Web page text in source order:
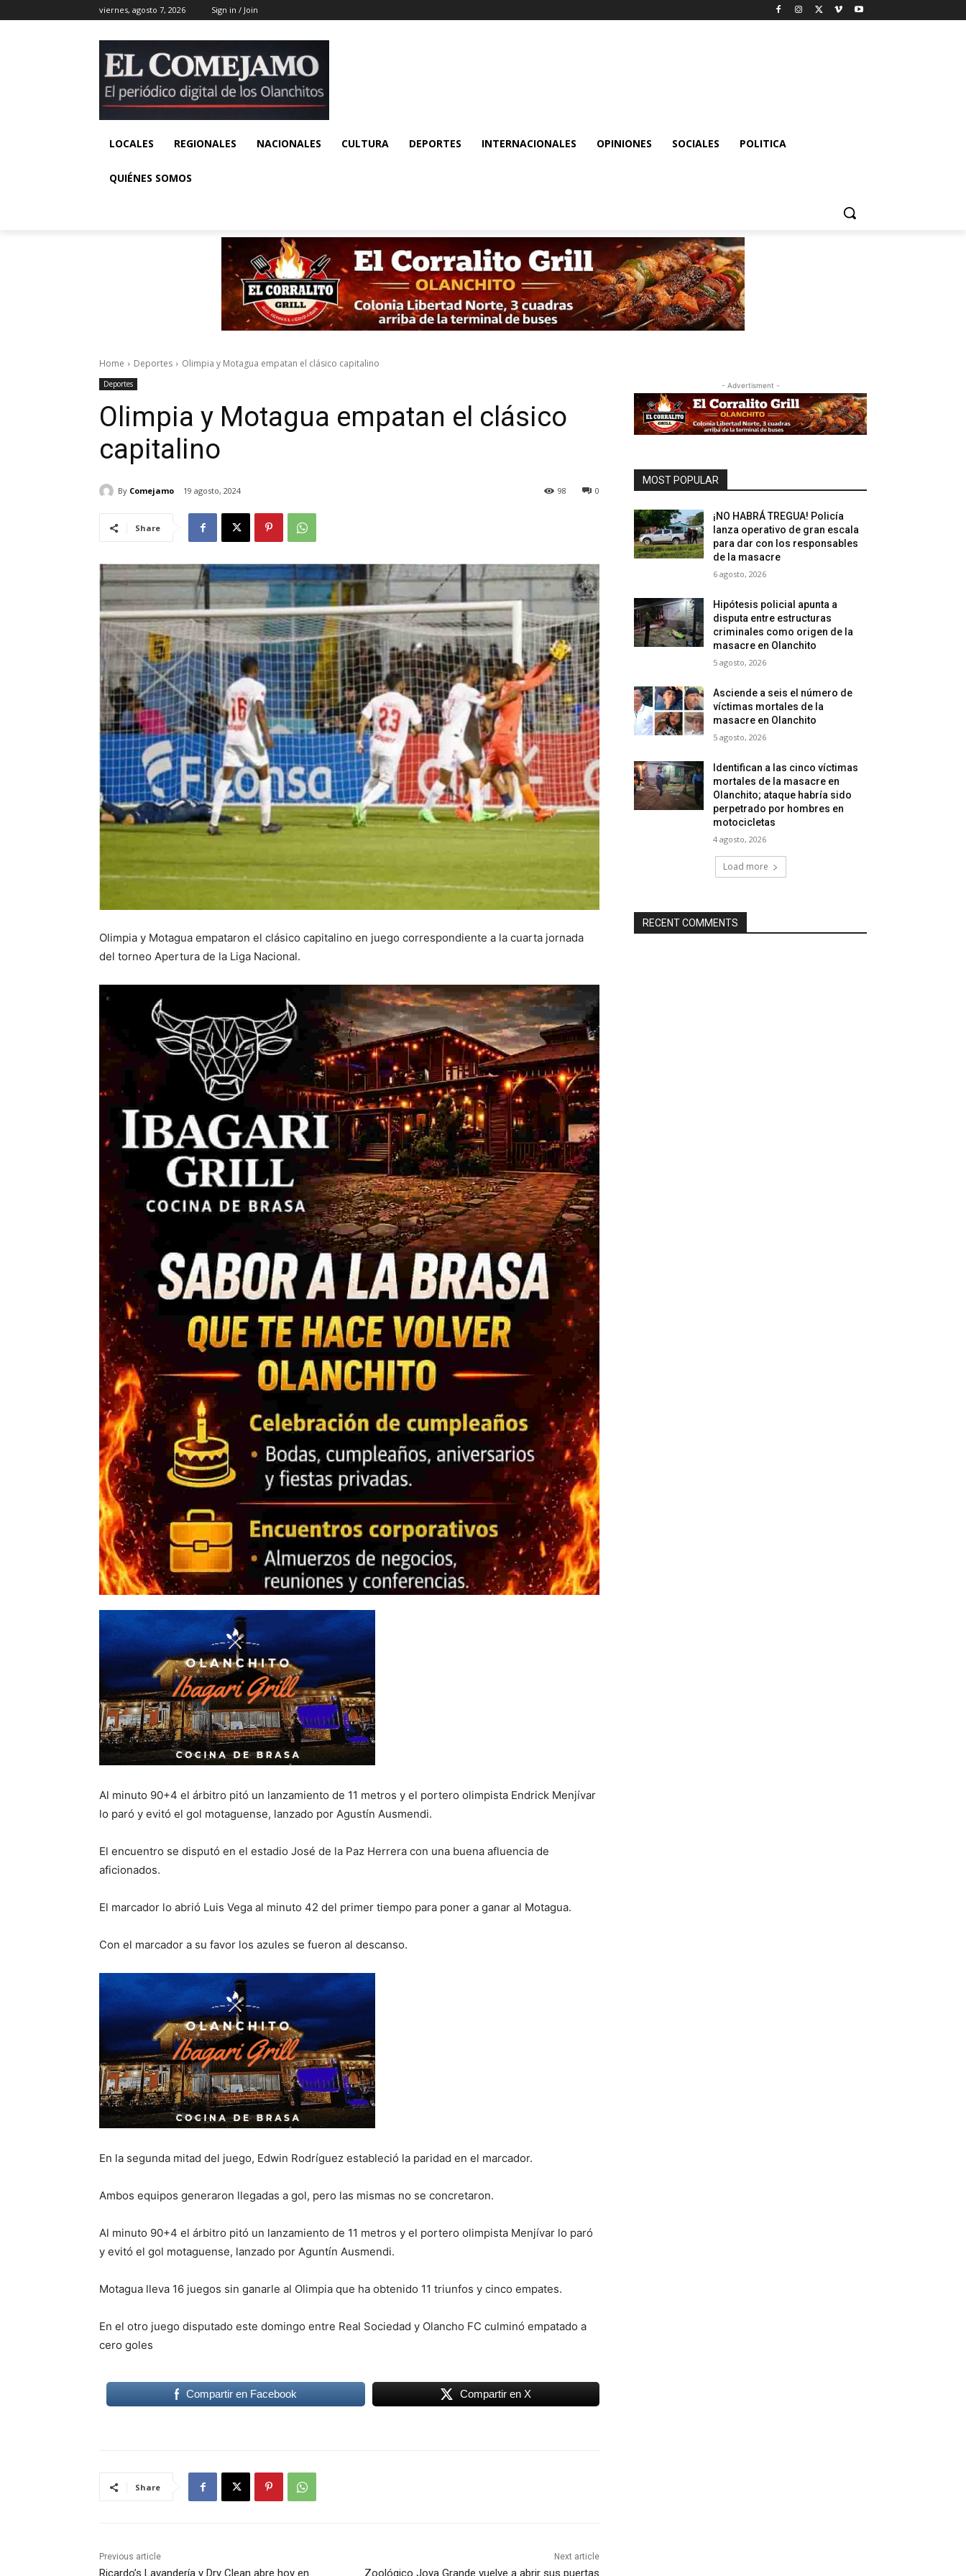
viernes, agosto 7, 2026 Sign in / Join
LOCALES REGIONALES NACIONALES CULTURA DEPORTES INTERNACIONALES OPINIONES SOCIALES POLITICA
QUIÉNES SOMOS
Home Deportes Olimpia y Motagua empatan el clásico capitalino
Deportes
Olimpia y Motagua empatan el clásico
capitalino
By Comejamo 19 agosto, 2024 0
98
Share
Olimpia y Motagua empataron el clásico capitalino en juego correspondiente a la cuarta jornada
del torneo Apertura de la Liga Nacional.
Al minuto 90+4 el árbitro pitó un lanzamiento de 11 metros y el portero olimpista Endrick Menjívar
lo paró y evitó el gol motaguense, lanzado por Agustín Ausmendi.
El encuentro se disputó en el estadio José de la Paz Herrera con una buena afluencia de
aficionados.
El marcador lo abrió Luis Vega al minuto 42 del primer tiempo para poner a ganar al Motagua.
Con el marcador a su favor los azules se fueron al descanso.
En la segunda mitad del juego, Edwin Rodríguez estableció la paridad en el marcador.
Ambos equipos generaron llegadas a gol, pero las mismas no se concretaron.
Al minuto 90+4 el árbitro pitó un lanzamiento de 11 metros y el portero olimpista Menjívar lo paró
y evitó el gol motaguense, lanzado por Aguntín Ausmendi.
Motagua lleva 16 juegos sin ganarle al Olimpia que ha obtenido 11 triunfos y cinco empates.
En el otro juego disputado este domingo entre Real Sociedad y Olancho FC culminó empatado a
cero goles
Compartir en Facebook Compartir en X
Share
Previous article
Ricardo’s Lavandería y Dry Clean abre hoy en
Next article
Zoológico Joya Grande vuelve a abrir sus puertas
- Advertisment -
MOST POPULAR
¡NO HABRÁ TREGUA! Policía
lanza operativo de gran escala
para dar con los responsables
de la masacre
6 agosto, 2026
Hipótesis policial apunta a
disputa entre estructuras
criminales como origen de la
masacre en Olanchito
5 agosto, 2026
Asciende a seis el número de
víctimas mortales de la
masacre en Olanchito
5 agosto, 2026
Identifican a las cinco víctimas
mortales de la masacre en
Olanchito; ataque habría sido
perpetrado por hombres en
motocicletas
4 agosto, 2026
Load more
RECENT COMMENTS